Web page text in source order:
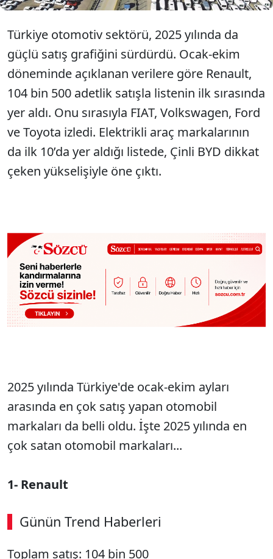
Türkiye otomotiv sektörü, 2025 yılında da
güçlü satış grafiğini sürdürdü. Ocak-ekim
döneminde açıklanan verilere göre Renault,
104 bin 500 adetlik satışla listenin ilk sırasında
yer aldı. Onu sırasıyla FIAT, Volkswagen, Ford
ve Toyota izledi. Elektrikli araç markalarının
da ilk 10’da yer aldığı listede, Çinli BYD dikkat
çeken yükselişiyle öne çıktı.
2025 yılında Türkiye'de ocak-ekim ayları
arasında en çok satış yapan otomobil
markaları da belli oldu. İşte 2025 yılında en
çok satan otomobil markaları...
1- Renault
Günün Trend Haberleri
00:02 / 09:15
Toplam satış: 104 bin 500